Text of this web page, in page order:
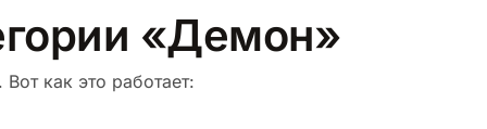
«Демон»
как это работает: